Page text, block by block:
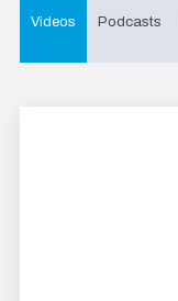
Videos Podcasts